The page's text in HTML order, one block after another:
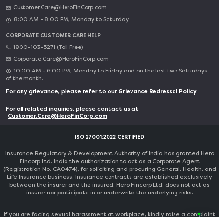
Customer.Care@HeroFinCorp.com
8:00 AM - 8:00 PM, Monday to Saturday
CORPORATE CUSTOMER CARE HELP
1800-103-5271 (Toll Free)
Corporate.Care@HeroFinCorp.com
10:00 AM - 6:00 PM, Monday to Friday and on the last two Saturdays
of the month.
For any grievance, please refer to our Grievance Redressal Policy
For all related inquiries, please contact us at
Customer.Care@HeroFinCorp.com
ISO 27001:2022 CERTIFIED
Insurance Regulatory & Development Authority of India has granted Hero
Fincorp Ltd. India the authorization to act as a Corporate Agent
(Registration No. CA0474), for soliciting and procuring General, Health, and
Life Insurance business. Insurance contracts are established exclusively
between the insurer and the insured. Hero Fincorp Ltd. does not act as
insurer nor participate in or underwrite the underlying risks.
If you are facing sexual harassment at workplace, kindly raise a complaint